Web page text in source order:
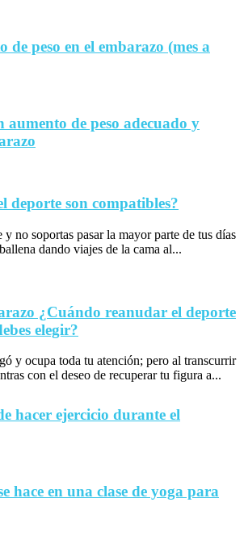
de peso en el embarazo (mes a
aumento de peso adecuado y
deporte son compatibles?
y no soportas pasar la mayor parte de tus días
dando viajes de la cama al...
¿Cuándo reanudar el deporte
elegir?
y ocupa toda tu atención; pero al transcurrir
con el deseo de recuperar tu figura a...
hacer ejercicio durante el
hace en una clase de yoga para